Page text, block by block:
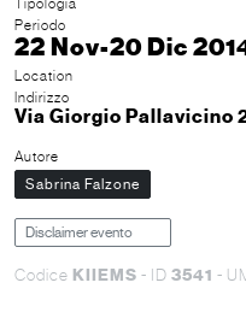
Tipologia
Periodo
22 Nov-20 Dic
Location
Indirizzo
Via Giorgio Pallavicino
Autore
Sabrina Falzone
Disclaimer evento
Codice KIIEMS - ID 3541 -